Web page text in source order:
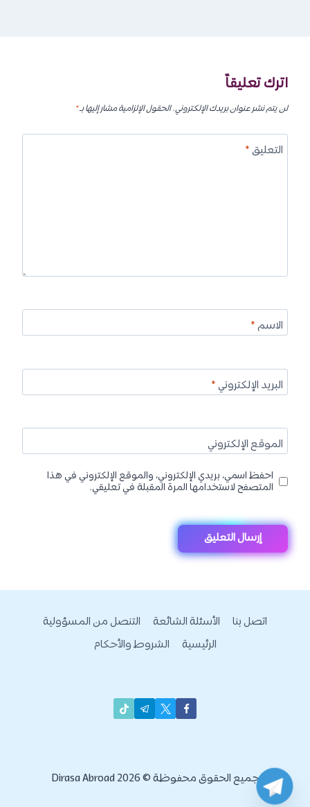
اترك تعليقاً
لن يتم نشر عنوان بريدك الإلكتروني.الحقول الإلزامية مشار إليها بـ*
التعليق*
الاسم*
البريد الإلكتروني*
الموقع الإلكتروني
احفظ اسمي، بريدي الإلكتروني، والموقع الإلكتروني في هذا
المتصفح لاستخدامها المرة المقبلة في تعليقي.
اتصل بنا الأسئلة الشائعة
التنصل من المسؤولية
الرئيسية
الشروط والأحكام
جميع الحقوق محفوظة © 2026 Dirasa Abroad